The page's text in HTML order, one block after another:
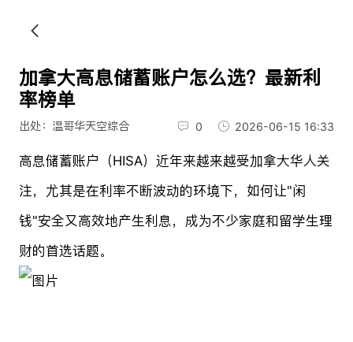
加拿大高息储蓄账户怎么选？最新利
率榜单
出处：温哥华天空综合 0 2026-06-15 16:33
高息储蓄账户（HISA）近年来越来越受加拿大华人关
注，尤其是在利率不断波动的环境下，如何让"闲
钱"安全又高效地产生利息，成为不少家庭和留学生理
财的首选话题。